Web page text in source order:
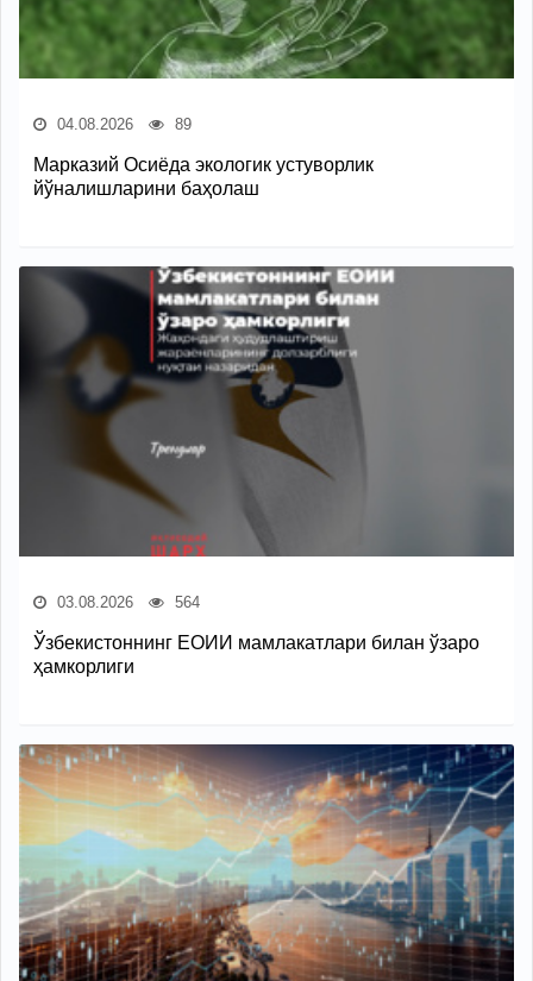
04.08.2026 89
Марказий Осиёда экологик устуворлик
йўналишларини баҳолаш
03.08.2026 564
Ўзбекистоннинг ЕОИИ мамлакатлари билан ўзаро
ҳамкорлиги